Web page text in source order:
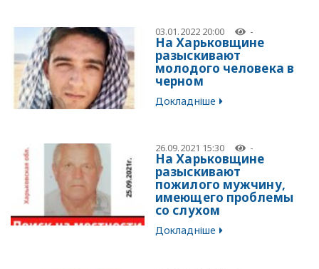
03.01.2022 20:00 -
На Харьковщине
разыскивают
молодого человека в
черном
Докладніше
26.09.2021 15:30 -
На Харьковщине
разыскивают
пожилого мужчину,
имеющего проблемы
со слухом
Докладніше